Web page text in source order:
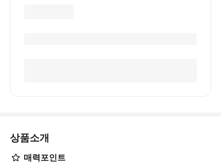
상품소개
매력포인트